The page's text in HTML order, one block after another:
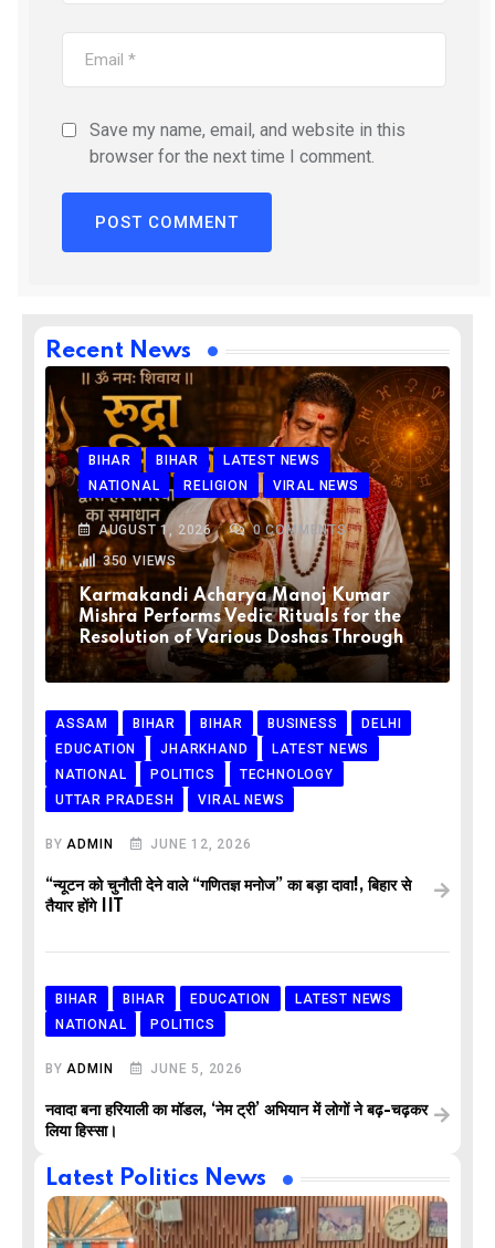
Save my name, email, and website in this
browser for the next time I comment.
Recent News
BIHAR BIHAR
LATEST NEWS
NATIONAL
RELIGION VIRAL NEWS
AUGUST 1, 2026 0COMMENTS
350VIEWS
Karmakandi Acharya Manoj Kumar
Mishra Performs Vedic Rituals for the
Resolution of Various Doshas Through
ASSAM BIHAR BIHAR BUSINESS
DELHI
EDUCATION
JHARKHAND
LATEST NEWS
NATIONAL
POLITICS
TECHNOLOGY
UTTAR PRADESH
VIRAL NEWS
BYADMIN JUNE 12, 2026
“न्यूटन को चुनौती देने वाले “गणितज्ञ मनोज” का बड़ा दावा!, बिहार से
तैयार होंगे IIT
BIHAR BIHAR EDUCATION
LATEST NEWS
NATIONAL
POLITICS
BYADMIN JUNE 5, 2026
नवादा बना हरियाली का मॉडल, ‘नेम ट्री’ अभियान में लोगों ने बढ़-चढ़कर
लिया हिस्सा।
Latest Politics News